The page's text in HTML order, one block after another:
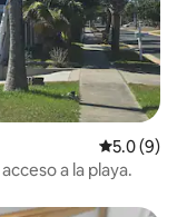
5.0 (9)
a la playa.